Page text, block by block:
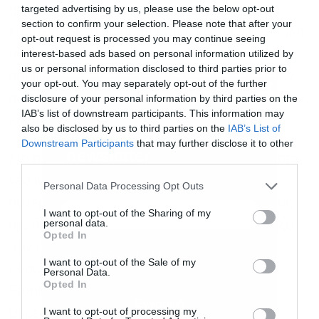
targeted advertising by us, please use the below opt-out
section to confirm your selection. Please note that after your
opt-out request is processed you may continue seeing
interest-based ads based on personal information utilized by
us or personal information disclosed to third parties prior to
your opt-out. You may separately opt-out of the further
disclosure of your personal information by third parties on the
IAB’s list of downstream participants. This information may
also be disclosed by us to third parties on the IAB’s List of
Downstream Participants that may further disclose it to other
Personal Data Processing Opt Outs
I want to opt-out of the Sharing of my
personal data.
Opted In
I want to opt-out of the Sale of my
Personal Data.
Opted In
I want to opt-out of processing my
αλληλεγγύης αποτελεί προϋπόθεση για την
επιτυχία του νέου συστήματος και τονίζει ότι όλα
τα κράτη-μέλη οφείλουν να συμβάλουν
σύμφωνα με τις υποχρεώσεις που απορρέουν
από τον Κανονισμό για τη Διαχείριση του Ασύλου
και της Μετανάστευσης.
νέο καθεστώς, η Ευρωπαϊκή Επιτροπή
αρμόδιους ευρωπαϊκούς οργανισμούς, μεταξύ
Ευρωπαϊκής Ένωσης (EUAA), η eu-LISA, η
Frontex, η Europol και ο Οργανισμός
Θεμελιωδών Δικαιωμάτων της Ε.Ε. (FRA).
Εγγραφή στο
newsletter
Αποδέχομαι τους